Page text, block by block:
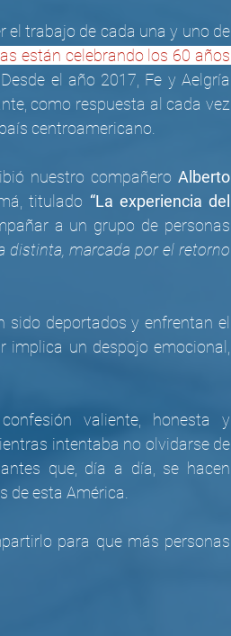
el trabajo de cada una y uno de
están celebrando los 60 años
Desde el año 2017, Fe y Aelgría
como respuesta al cada vez
centroamericano.
nuestro compañero Alberto
titulado “La experiencia del
a un grupo de personas
distinta, marcada por el retorno
sido deportados y enfrentan el
un despojo emocional,
valiente, honesta y
intentaba no olvidarse de
que, día a día, se hacen
de esta América.
para que más personas